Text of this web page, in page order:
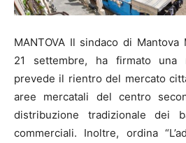
MANTOVA Il sindaco di Mantova
21 settembre, ha firmato una
prevede il rientro del mercato
aree mercatali del centro
distribuzione tradizionale dei
commerciali. Inoltre, ordina